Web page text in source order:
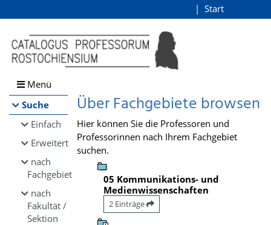
Browsen
direkt zum Inhalt
Start
Menü
Suche
Einfach
Erweitert
nach
Fachgebiet
nach
Fakultät /
Sektion
Über Fachgebiete browsen
Hier können Sie die Professoren und
Professorinnen nach Ihrem Fachgebiet
suchen.
05 Kommunikations- und
Medienwissenschaften
2 Einträge